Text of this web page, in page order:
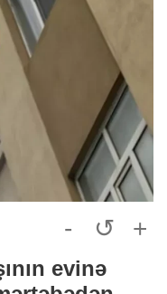
- ↺ +
evinə